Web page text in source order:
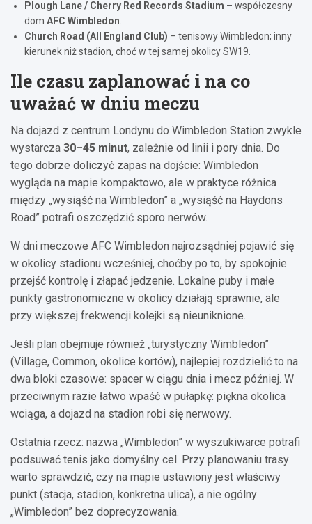
Plough Lane / Cherry Red Records Stadium – współczesny
dom AFC Wimbledon
Church Road (All England Club) – tenisowy Wimbledon; inny
kierunek niż stadion, choć w tej samej okolicy SW19.
Ile czasu zaplanować i na co
uważać w dniu meczu
Na dojazd z centrum Londynu do Wimbledon Station zwykle
wystarcza 30–45 minut, zależnie od linii i pory dnia. Do
tego dobrze doliczyć zapas na dojście: Wimbledon
wygląda na mapie kompaktowo, ale w praktyce różnica
między „wysiąść na Wimbledon” a „wysiąść na Haydons
Road” potrafi oszczędzić sporo nerwów.
W dni meczowe AFC Wimbledon najrozsądniej pojawić się
w okolicy stadionu wcześniej, choćby po to, by spokojnie
przejść kontrolę i złapać jedzenie. Lokalne puby i małe
punkty gastronomiczne w okolicy działają sprawnie, ale
przy większej frekwencji kolejki są nieuniknione.
Jeśli plan obejmuje również „turystyczny Wimbledon”
(Village, Common, okolice kortów), najlepiej rozdzielić to na
dwa bloki czasowe: spacer w ciągu dnia i mecz później. W
przeciwnym razie łatwo wpaść w pułapkę: piękna okolica
wciąga, a dojazd na stadion robi się nerwowy.
Ostatnia rzecz: nazwa „Wimbledon” w wyszukiwarce potrafi
podsuwać tenis jako domyślny cel. Przy planowaniu trasy
warto sprawdzić, czy na mapie ustawiony jest właściwy
punkt (stacja, stadion, konkretna ulica), a nie ogólny
„Wimbledon” bez doprecyzowania.